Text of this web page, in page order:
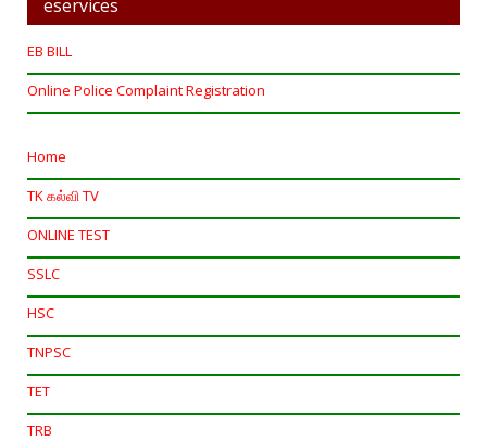
eservices
EB BILL
Online Police Complaint Registration
Home
TK கல்வி TV
ONLINE TEST
SSLC
HSC
TNPSC
TET
TRB